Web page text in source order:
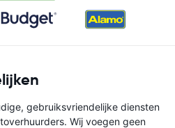
gebruiksvriendelijke diensten
Wij voegen geen